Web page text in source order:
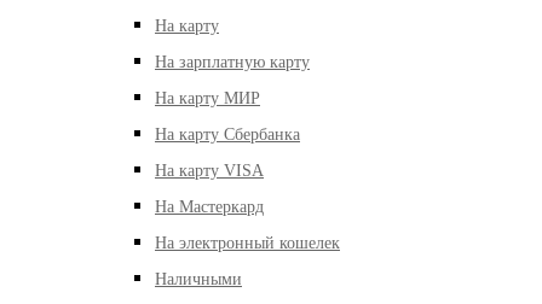
На карту
На зарплатную карту
На карту МИР
На карту Сбербанка
На карту VISA
На Мастеркард
На электронный кошелек
Наличными